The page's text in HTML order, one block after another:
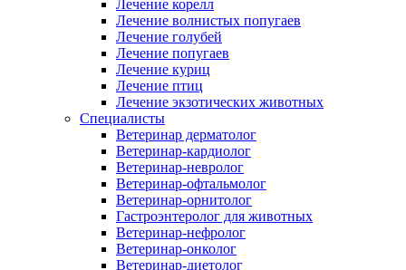
Лечение корелл
Лечение волнистых попугаев
Лечение голубей
Лечение попугаев
Лечение куриц
Лечение птиц
Лечение экзотических животных
Специалисты
Ветеринар дерматолог
Ветеринар-кардиолог
Ветеринар-невролог
Ветеринар-офтальмолог
Ветеринар-орнитолог
Гастроэнтеролог для животных
Ветеринар-нефролог
Ветеринар-онколог
Ветеринар-диетолог